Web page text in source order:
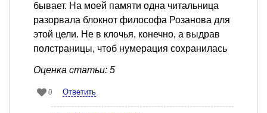
бывает. На моей памяти одна читальница
разорвала блокнот философа Розанова для
этой цели. Не в клочья, конечно, а выдрав
полстраницы, чтоб нумерация сохранилась
Оценка статьи: 5
0 Ответить